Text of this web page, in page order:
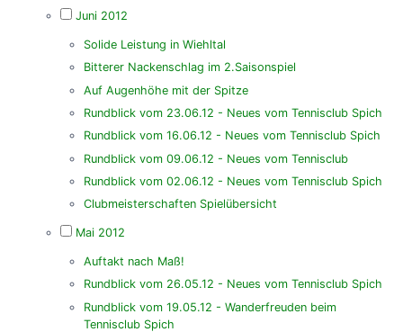
Juni 2012
Solide Leistung in Wiehltal
Bitterer Nackenschlag im 2.Saisonspiel
Auf Augenhöhe mit der Spitze
Rundblick vom 23.06.12 - Neues vom Tennisclub Spich
Rundblick vom 16.06.12 - Neues vom Tennisclub Spich
Rundblick vom 09.06.12 - Neues vom Tennisclub
Rundblick vom 02.06.12 - Neues vom Tennisclub Spich
Clubmeisterschaften Spielübersicht
Mai 2012
Auftakt nach Maß!
Rundblick vom 26.05.12 - Neues vom Tennisclub Spich
Rundblick vom 19.05.12 - Wanderfreuden beim
Tennisclub Spich